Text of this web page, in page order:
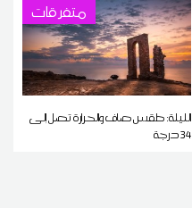
متفرقات
الليلة: طقس صاف والحرارة تصل إلى
34 درجة